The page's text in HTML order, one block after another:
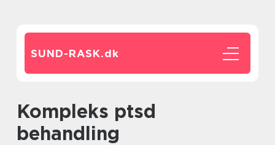
SUND-RASK.dk
kompleks ptsd
behandling